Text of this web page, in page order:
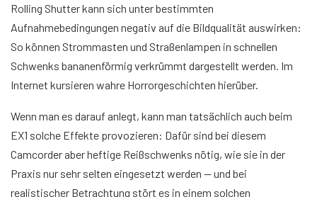
Rolling Shutter kann sich unter bestimmten
Aufnahmebedingungen negativ auf die Bildqualität auswirken:
So können Strommasten und Straßenlampen in schnellen
Schwenks bananenförmig verkrümmt dargestellt werden. Im
Internet kursieren wahre Horrorgeschichten hierüber.
Wenn man es darauf anlegt, kann man tatsächlich auch beim
EX1 solche Effekte provozieren: Dafür sind bei diesem
Camcorder aber heftige Reißschwenks nötig, wie sie in der
Praxis nur sehr selten eingesetzt werden — und bei
realistischer Betrachtung stört es in einem solchen